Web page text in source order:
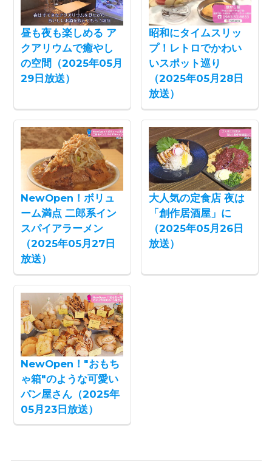
昼も夜も楽しめる ア
クアリウムで癒やし
の空間（2025年05月
29日放送）
昭和にタイムスリッ
プ！レトロでかわい
いスポット巡り
（2025年05月28日
放送）
NewOpen！ボリュ
ーム満点 二郎系イン
スパイアラーメン
（2025年05月27日
放送）
大人気の定食店 夜は
「創作居酒屋」に
（2025年05月26日
放送）
NewOpen！"おもち
ゃ箱"のような可愛い
パン屋さん（2025年
05月23日放送）